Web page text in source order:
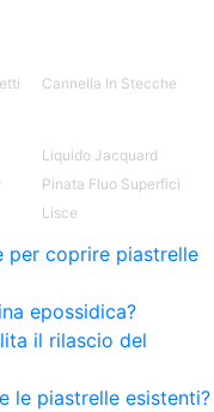
Cannella In Stecche
Liquido Jacquard
Pinata Fluo Superfici
Lisce
per coprire piastrelle
epossidica?
il rilascio del
le piastrelle esistenti?